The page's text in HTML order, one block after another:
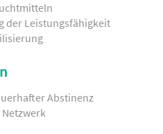
der Leistungsfähigkeit
Abstinenz